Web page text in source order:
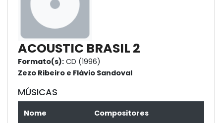
ACOUSTIC BRASIL 2
Formato(s): CD (1996)
Zezo Ribeiro e Flávio Sandoval
MÚSICAS
Nome Compositores